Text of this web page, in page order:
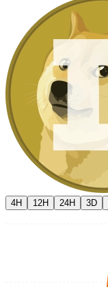
4H 12H 24H 3D